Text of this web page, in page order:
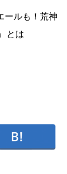
ールも！荒神
とは